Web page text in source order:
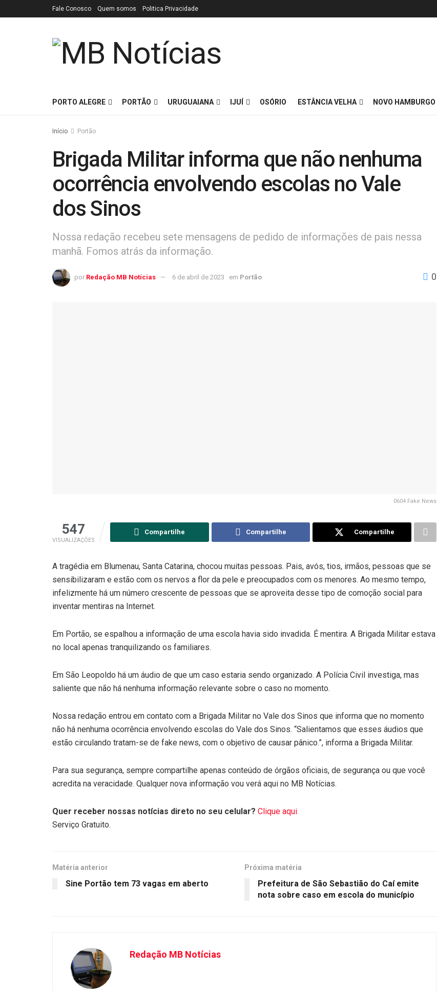
Fale Conosco Quem somos Politica Privacidade
PORTO ALEGRE PORTÃO URUGUAIANA IJUÍ OSÓRIO ESTÂNCIA VELHA NOVO HAMBURGO
Início Portão
Brigada Militar informa que não nenhuma
ocorrência envolvendo escolas no Vale
dos Sinos
Nossa redação recebeu sete mensagens de pedido de informações de pais nessa
manhã. Fomos atrás da informação.
por Redação MB Notícias 6 de abril de 2023 em Portão 0
0604 Fake News
547
VISUALIZAÇÕES
Compartilhe Compartilhe Compartilhe
A tragédia em Blumenau, Santa Catarina, chocou muitas pessoas. Pais, avós, tios, irmãos, pessoas que se
sensibilizaram e estão com os nervos a flor da pele e preocupados com os menores. Ao mesmo tempo,
infelizmente há um número crescente de pessoas que se aproveita desse tipo de comoção social para
inventar mentiras na Internet.
Em Portão, se espalhou a informação de uma escola havia sido invadida. É mentira. A Brigada Militar estava
no local apenas tranquilizando os familiares.
Em São Leopoldo há um áudio de que um caso estaria sendo organizado. A Polícia Civil investiga, mas
saliente que não há nenhuma informação relevante sobre o caso no momento.
Nossa redação entrou em contato com a Brigada Militar no Vale dos Sinos que informa que no momento
não há nenhuma ocorrência envolvendo escolas do Vale dos Sinos. “Salientamos que esses áudios que
estão circulando tratam-se de fake news, com o objetivo de causar pânico.”, informa a Brigada Militar.
Para sua segurança, sempre compartilhe apenas conteúdo de órgãos oficiais, de segurança ou que você
acredita na veracidade. Qualquer nova informação vou verá aqui no MB Notícias.
Quer receber nossas notícias direto no seu celular? Clique aqui
Serviço Gratuito.
Matéria anterior
Sine Portão tem 73 vagas em aberto
Próxima matéria
Prefeitura de São Sebastião do Caí emite
nota sobre caso em escola do município
Redação MB Notícias